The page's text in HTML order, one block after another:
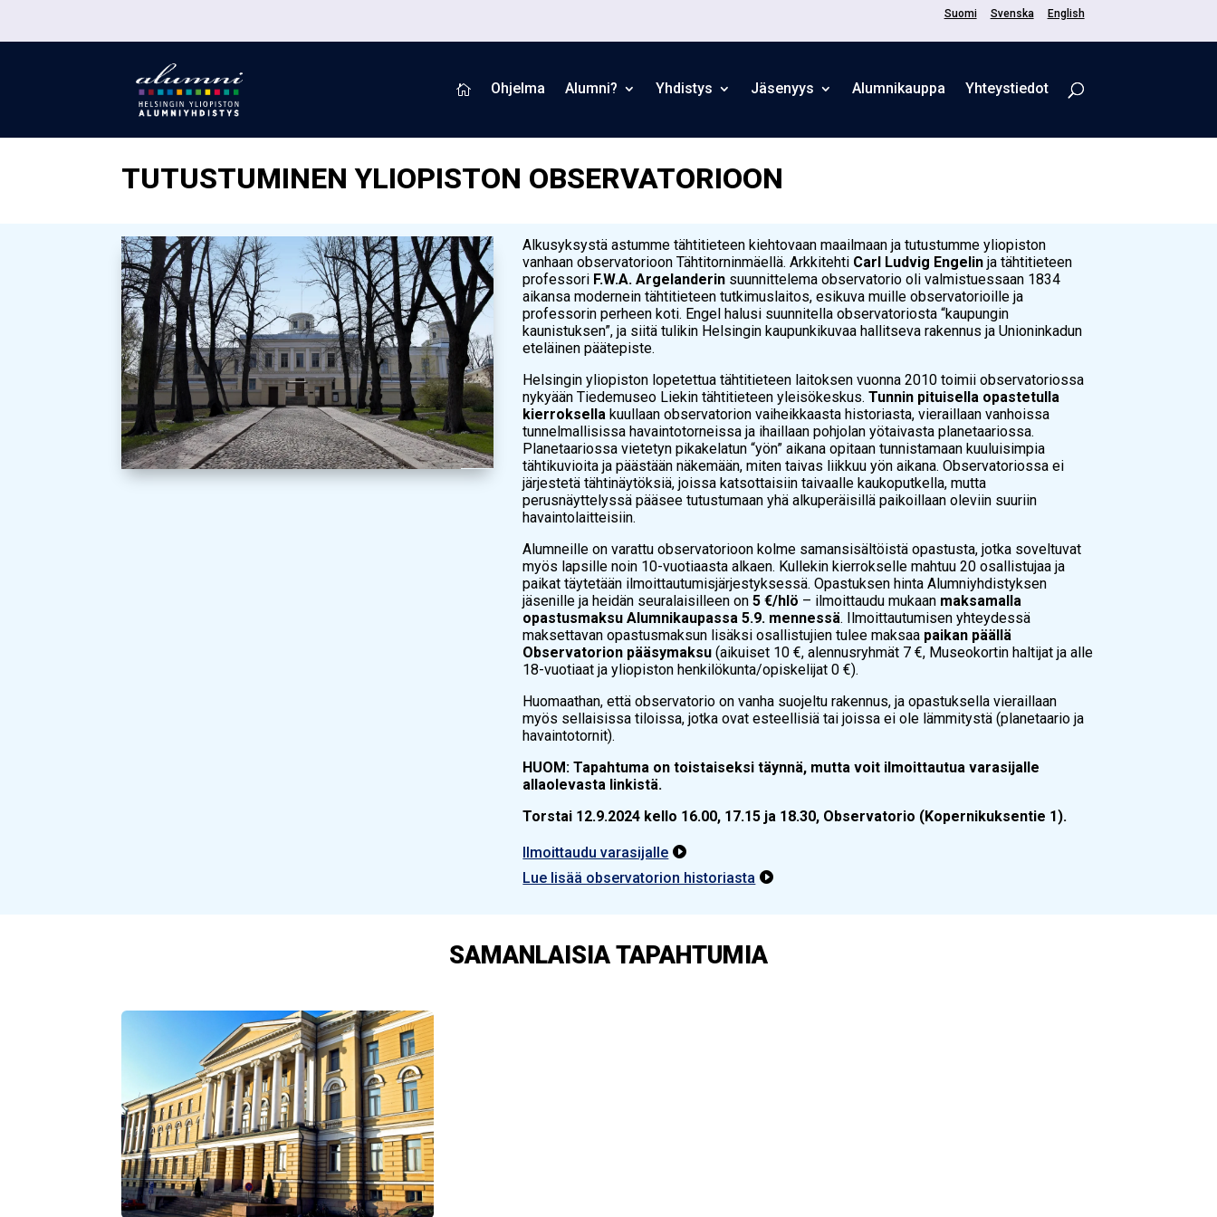
Suomi Svenska English
 Ohjelma Alumni? Yhdistys Jäsenyys Alum­ni­kaup­pa Yhteystiedot
TUTUSTUMINEN YLIOPISTON OBSERVATORIOON
Alkusyksystä astumme tähtitieteen kiehtovaan maailmaan ja tutustumme yliopiston
vanhaan observatorioon Tähtitorninmäellä. Arkkitehti Carl Ludvig Engelin ja tähtitieteen
professori F.W.A. Argelanderin suunnittelema observatorio oli valmistuessaan 1834
aikansa modernein tähtitieteen tutkimuslaitos, esikuva muille observatorioille ja
professorin perheen koti. Engel halusi suunnitella observatoriosta “kaupungin
kaunistuksen”, ja siitä tulikin Helsingin kaupunkikuvaa hallitseva rakennus ja Unioninkadun
eteläinen päätepiste.
Helsingin yliopiston lopetettua tähtitieteen laitoksen vuonna 2010 toimii observatoriossa
nykyään Tiedemuseo Liekin tähtitieteen yleisökeskus.Tunnin pituisella opastetulla
kierroksella kuullaan observatorion vaiheikkaasta historiasta, vieraillaan vanhoissa
tunnelmallisissa havaintotorneissa ja ihaillaan pohjolan yötaivasta planetaariossa.
Planetaariossa vietetyn pikakelatun “yön” aikana opitaan tunnistamaan kuuluisimpia
tähtikuvioita ja päästään näkemään, miten taivas liikkuu yön aikana. Observatoriossa ei
järjestetä tähtinäytöksiä, joissa katsottaisiin taivaalle kaukoputkella, mutta
perusnäyttelyssä pääsee tutustumaan yhä alkuperäisillä paikoillaan oleviin suuriin
havaintolaitteisiin.
Alumneille on varattu observatorioon kolme samansisältöistä opastusta, jotka soveltuvat
myös lapsille noin 10-vuotiaasta alkaen. Kullekin kierrokselle mahtuu 20 osallistujaa ja
paikat täytetään ilmoittautumisjärjestyksessä. Opastuksen hinta Alumniyhdistyksen
jäsenille ja heidän seuralaisilleen on5 €/hlö – ilmoittaudu mukaan maksamalla
opastusmaksu Alumnikaupassa 5.9. mennessä. Ilmoittautumisen yhteydessä
maksettavan opastusmaksun lisäksi osallistujien tulee maksaa paikan päällä
Observatorion pääsymaksu (aikuiset 10 €, alennusryhmät 7 €, Museokortin haltijat ja alle
18-vuotiaat ja yliopiston henkilökunta/opiskelijat 0 €).
Huomaathan, että observatorio on vanha suojeltu rakennus, ja opastuksella vieraillaan
myös sellaisissa tiloissa, jotka ovat esteellisiä tai joissa ei ole lämmitystä (planetaario ja
havaintotornit).
HUOM: Tapahtuma on toistaiseksi täynnä, mutta voit ilmoittautua varasijalle
allaolevasta linkistä.
Torstai 12.9.2024 kello 16.00, 17.15 ja 18.30, Observatorio (Kopernikuksentie 1).
Ilmoittaudu varasijalle 
Lue lisää observatorion historiasta 
SAMANLAISIA TAPAHTUMIA